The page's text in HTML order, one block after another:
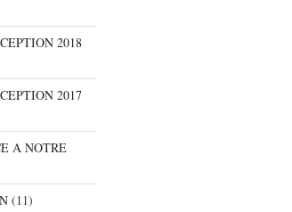
2018
2017
A NOTRE
(11)